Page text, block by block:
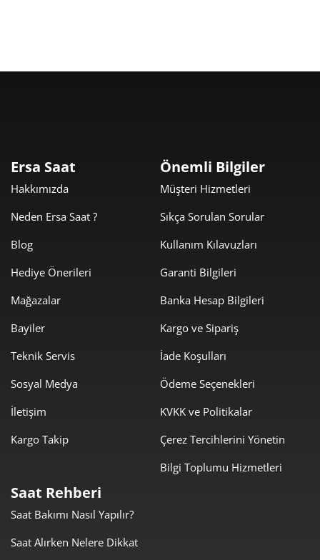
Ersa Saat
Hakkımızda
Neden Ersa Saat ?
Blog
Hediye Önerileri
Mağazalar
Bayiler
Teknik Servis
Sosyal Medya
İletişim
Kargo Takip
Önemli Bilgiler
Müşteri Hizmetleri
Sıkça Sorulan Sorular
Kullanım Kılavuzları
Garanti Bilgileri
Banka Hesap Bilgileri
Kargo ve Sipariş
İade Koşulları
Ödeme Seçenekleri
KVKK ve Politikalar
Çerez Tercihlerini Yönetin
Bilgi Toplumu Hizmetleri
Saat Rehberi
Saat Bakımı Nasıl Yapılır?
Saat Alırken Nelere Dikkat